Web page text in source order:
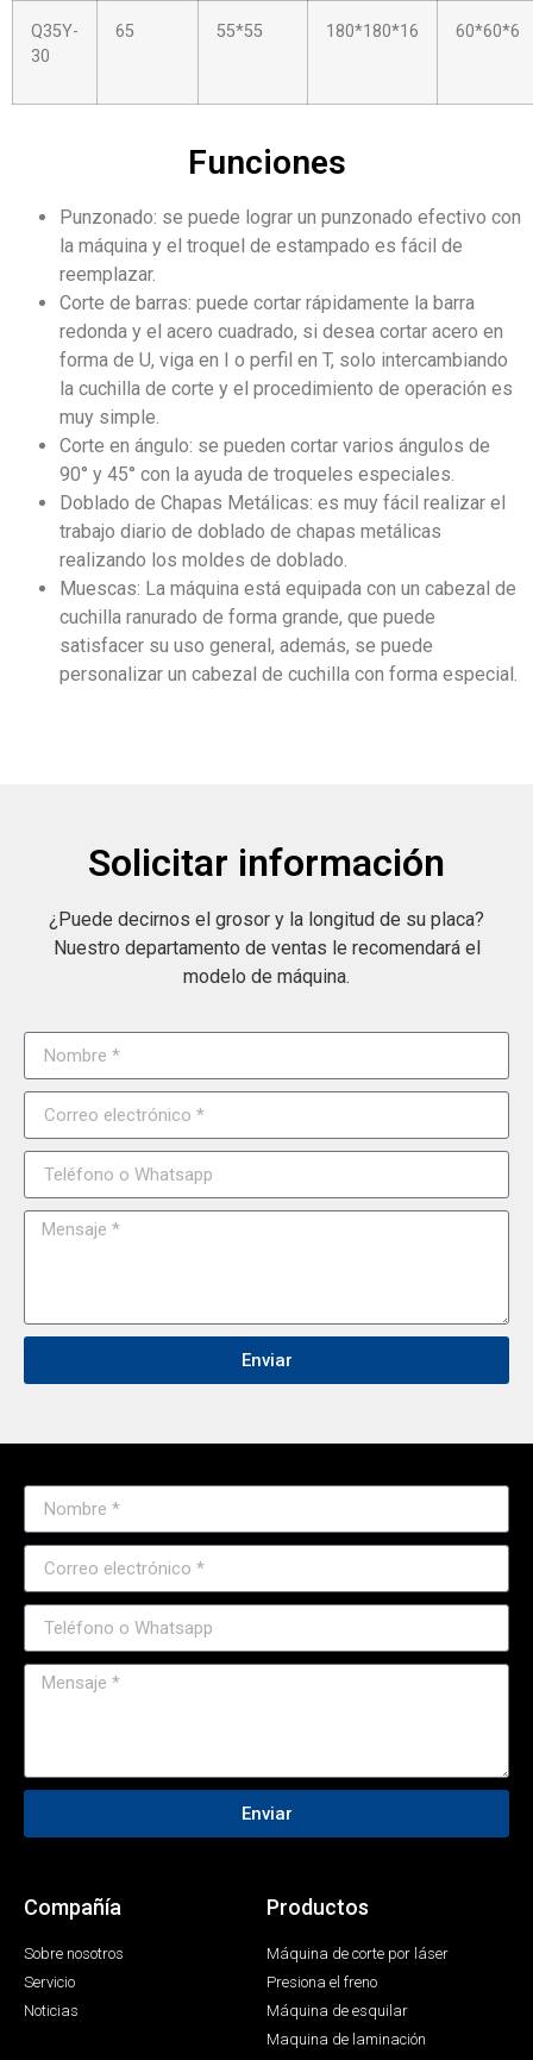
Q35Y-
30
65 55*55 180*180*16 60*60*6
Funciones
Punzonado: se puede lograr un punzonado efectivo con
la máquina y el troquel de estampado es fácil de
reemplazar.
Corte de barras: puede cortar rápidamente la barra
redonda y el acero cuadrado, si desea cortar acero en
forma de U, viga en I o perfil en T, solo intercambiando
la cuchilla de corte y el procedimiento de operación es
muy simple.
Corte en ángulo: se pueden cortar varios ángulos de
90° y 45° con la ayuda de troqueles especiales.
Doblado de Chapas Metálicas: es muy fácil realizar el
trabajo diario de doblado de chapas metálicas
realizando los moldes de doblado.
Muescas: La máquina está equipada con un cabezal de
cuchilla ranurado de forma grande, que puede
satisfacer su uso general, además, se puede
personalizar un cabezal de cuchilla con forma especial.
Solicitar información
¿Puede decirnos el grosor y la longitud de su placa?
Nuestro departamento de ventas le recomendará el
modelo de máquina.
Enviar
Enviar
Compañía
Sobre nosotros
Servicio
Noticias
Productos
Máquina de corte por láser
Presiona el freno
Máquina de esquilar
Maquina de laminación